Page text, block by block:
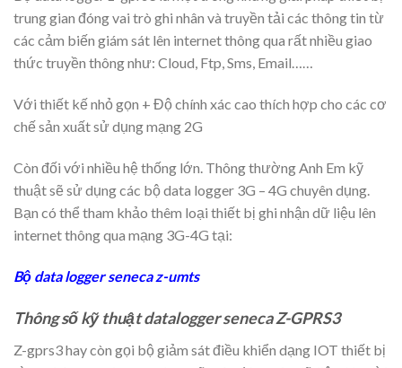
trung gian đóng vai trò ghi nhân và truyền tải các thông tin từ
các cảm biến giám sát lên internet thông qua rất nhiều giao
thức truyền thông như: Cloud, Ftp, Sms, Email……
Với thiết kế nhỏ gọn + Độ chính xác cao thích hợp cho các cơ
chế sản xuất sử dụng mạng 2G
Còn đối với nhiều hệ thống lớn. Thông thường Anh Em kỹ
thuật sẽ sử dụng các bộ data logger 3G – 4G chuyên dụng.
Bạn có thể tham khảo thêm loại thiết bị ghi nhận dữ liệu lên
internet thông qua mạng 3G-4G tại:
Bộ data logger seneca z-umts
Thông số kỹ thuật datalogger seneca Z-GPRS3
Z-gprs3 hay còn gọi bộ giảm sát điều khiển dạng IOT thiết bị